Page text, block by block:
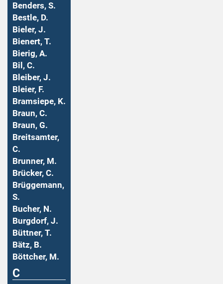
Benders, S.
Bestle, D.
Bieler, J.
Bienert, T.
Bierig, A.
Bil, C.
Bleiber, J.
Bleier, F.
Bramsiepe, K.
Braun, C.
Braun, G.
Breitsamter,
C.
Brunner, M.
Brücker, C.
Brüggemann,
S.
Bucher, N.
Burgdorf, J.
Büttner, T.
Bätz, B.
Böttcher, M.
C